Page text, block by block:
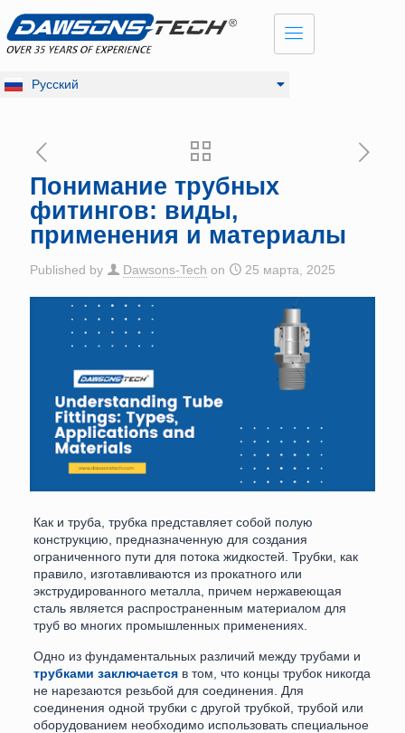
Русский
Dansk
English
Deutsch
Понимание трубных
фитингов: виды,
применения и материалы
Published by Dawsons-Tech on 25 марта, 2025
Как и труба, трубка представляет собой полую
конструкцию, предназначенную для создания
ограниченного пути для потока жидкостей. Трубки, как
правило, изготавливаются из прокатного или
экструдированного металла, причем нержавеющая
сталь является распространенным материалом для
труб во многих промышленных применениях.
Одно из фундаментальных различий между трубами и
трубками заключаетсяв том, что концы трубок никогда
не нарезаются резьбой для соединения. Для
соединения одной трубки с другой трубкой, трубой или
оборудованием необходимо использовать специальное